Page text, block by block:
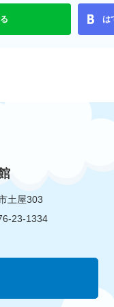
は
土屋303
23-1334